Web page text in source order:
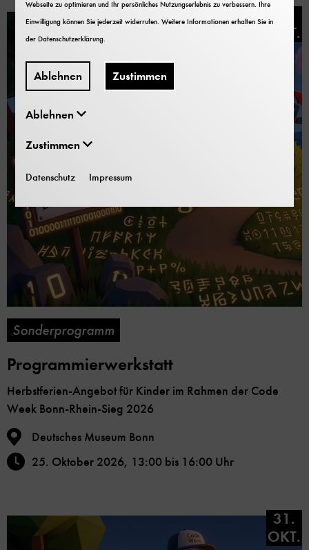
25.
OKT.
Sonderprogramm
Programmierwerkstatt
Herbstferien-Angebot für Kinder im Rahmen der Code
Week Bonn-Rhein-Sieg 2026
Deutsches Museum Bonn
25. Oktober 2026, 13:00 bis 16:00 Uhr
31.
OKT.
Webseite zu optimieren und Ihr persönliches Nutzungserlebnis zu verbessern. Ihre
Einwilligung können Sie jederzeit widerrufen. Weitere Informationen erhalten Sie in
derDatenschutzerklärung.
Ablehnen Zustimmen
Ablehnen
Zustimmen
Datenschutz Impressum